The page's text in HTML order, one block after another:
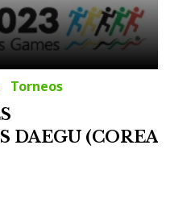
Torneos
DAEGU (COREA